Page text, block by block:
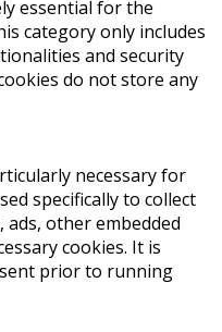
essential for the
category only includes
and security
do not store any
necessary for
specifically to collect
ads, other embedded
cookies. It is
prior to running